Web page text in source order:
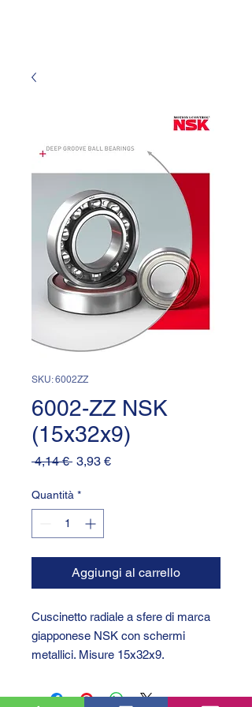
SKU: 6002ZZ
6002-ZZ NSK
(15x32x9)
4,14 € Prezzo
3,93 €Prezzo
Quantità *
Aggiungi al carrello
Cuscinetto radiale a sfere di marca
giapponese NSK con schermi
metallici. Misure 15x32x9.